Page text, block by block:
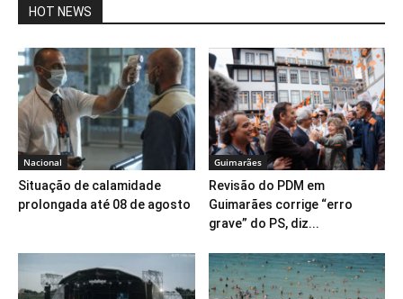
HOT NEWS
Nacional
Situação de calamidade
prolongada até 08 de agosto
Guimarães
Revisão do PDM em
Guimarães corrige “erro
grave” do PS, diz...